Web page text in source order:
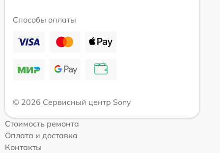
Способы оплаты
© 2026 Сервисный центр Sony
Стоимость ремонта
Оплата и доставка
Контакты